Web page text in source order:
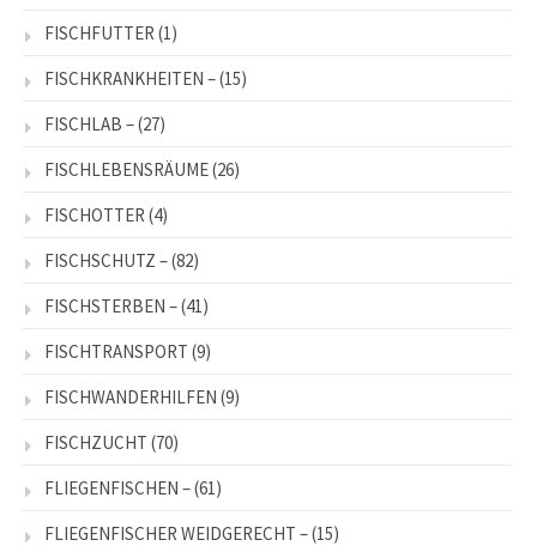
FISCHFUTTER (1)
FISCHKRANKHEITEN –(15)
FISCHLAB –(27)
FISCHLEBENSRÄUME(26)
FISCHOTTER (4)
FISCHSCHUTZ –(82)
FISCHSTERBEN –(41)
FISCHTRANSPORT (9)
FISCHWANDERHILFEN (9)
FISCHZUCHT (70)
FLIEGENFISCHEN –(61)
FLIEGENFISCHER WEIDGERECHT –(15)